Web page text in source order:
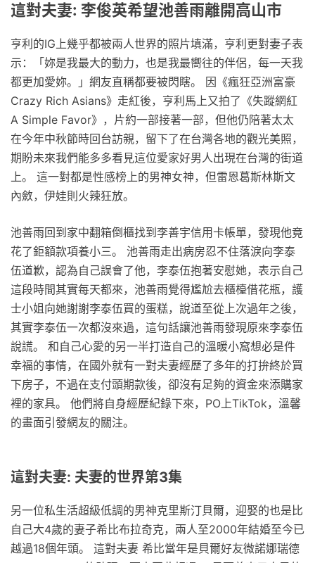
這對夫妻: 李俊英希望池善雨離開高山市
亨利的IG上幾乎都被兩人世界的照片填滿，亨利更對妻子表
示：「妳是我最大的動力，也是我最嚮往的伴侶，每一天我
都更加愛妳。」網友直稱都要被閃瞎。 因《瘋狂亞洲富豪
Crazy Rich Asians》走紅後，亨利馬上又拍了《失蹤網紅
A Simple Favor》，片約一部接著一部，但他仍陪著太太
在今年中秋節時回台訪親，留下了在台灣各地的觀光美照，
期盼未來我們能多多看見這位愛家好男人出現在台灣的街道
上。 這一對都是性感榜上的男神女神，但雷恩葛斯林斯文
內斂，伊娃則火辣狂放。
池善雨回到家中翻箱倒櫃找到李善宇信用卡帳單，發現他竟
花了鉅額款項養小三。 池善雨走出病房忍不住落淚向李泰
伍道歉，認為自己誤會了他，李泰伍抱著安慰她，表示自己
這段時間其實每天都來，池善雨覺得尷尬去櫃檯借花瓶，護
士小姐向她謝謝李泰伍買的蛋糕，說道至從上次過年之後，
其實李泰伍一次都沒來過，這句話讓池善雨發現原來李泰伍
說謊。 和自己心愛的另一半打造自己的溫暖小窩想必是件
幸福的事情，在國外就有一對夫妻經歷了多年的打拚終於買
下房子，不過在支付頭期款後，卻沒有足夠的資金來添購家
裡的家具。 他們將自身經歷紀錄下來，PO上TikTok，溫馨
的畫面引發網友的關注。
這對夫妻: 夫妻的世界第3集
另一位私生活超級低調的男神克里斯汀貝爾，迎娶的也是比
自己大4歲的妻子希比布拉奇克，兩人至2000年結婚至今已
越過18個年頭。 這對夫妻 希比當年是貝爾好友微諾娜瑞德